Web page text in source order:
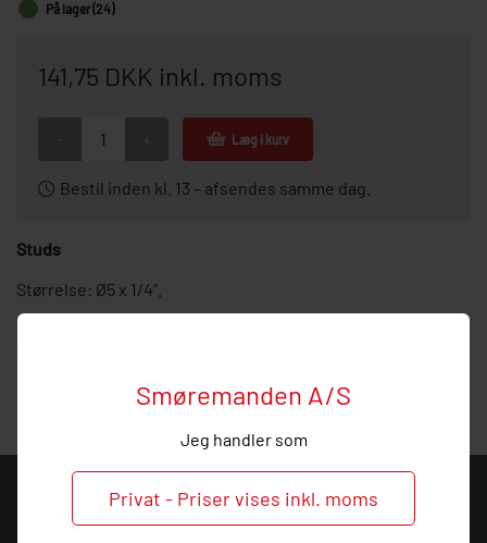
Smøremanden A/S
Jeg handler som
Privat - Priser vises inkl. moms
På lager (24)
141,75 DKK inkl. moms
Læg i kurv
Bestil inden kl. 13 – afsendes samme dag.
Studs
Størrelse: Ø5 x 1/4".
KONTAKT